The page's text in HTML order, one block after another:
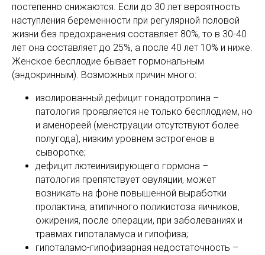
постепенно снижаются. Если до 30 лет вероятность
наступления беременности при регулярной половой
жизни без предохранения составляет 80%, то в 30-40
лет она составляет до 25%, а после 40 лет 10% и ниже.
Женское бесплодие бывает гормональным
(эндокринным). Возможных причин много:
изолированный дефицит гонадотропина –
патология проявляется не только бесплодием, но
и аменореей (менструации отсутствуют более
полугода), низким уровнем эстрогенов в
сыворотке;
дефицит лютеинизирующего гормона –
патология препятствует овуляции, может
возникать на фоне повышенной выработки
пролактина, атипичного поликистоза яичников,
ожирения, после операции, при заболеваниях и
травмах гипоталамуса и гипофиза;
гипоталамо-гипофизарная недостаточность –